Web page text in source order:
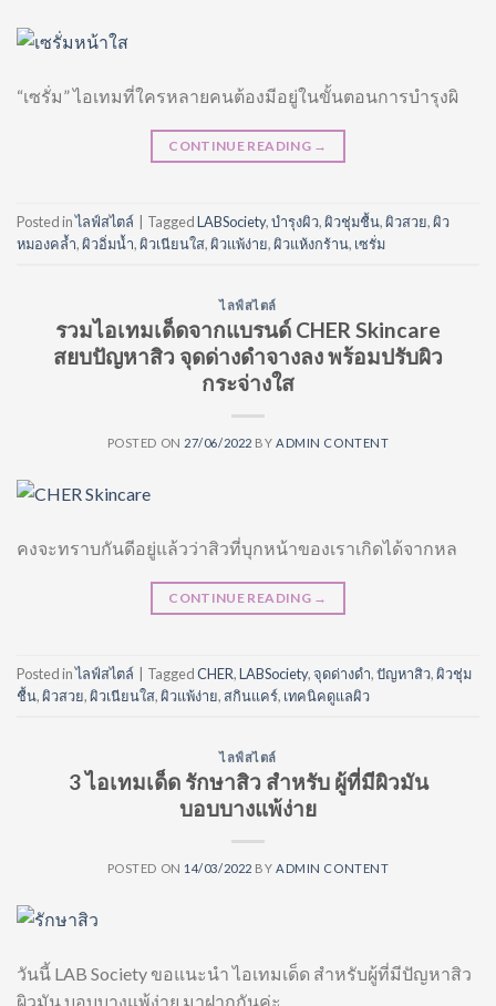
“เซรั่ม” ไอเทมที่ใครหลายคนต้องมีอยู่ในขั้นตอนการบำรุงผิ
CONTINUE READING →
Posted inไลฟ์สไตล์ TaggedLABSociety,บำรุงผิว,ผิวชุ่มชื้น,ผิวสวย,ผิว
หมองคล้ำ,ผิวอิ่มน้ำ,ผิวเนียนใส,ผิวแพ้ง่าย,ผิวแห้งกร้าน, เซรั่ม
ไลฟ์สไตล์
รวมไอเทมเด็ดจากแบรนด์ CHER Skincare
สยบปัญหาสิว จุดด่างดำจางลง พร้อมปรับผิว
กระจ่างใส
POSTED ON 27/06/2022 BYADMIN CONTENT
คงจะทราบกันดีอยู่แล้วว่าสิวที่บุกหน้าของเราเกิดได้จากหล
CONTINUE READING →
Posted inไลฟ์สไตล์ TaggedCHER,LABSociety,จุดด่างดำ,ปัญหาสิว,ผิวชุ่ม
ชื้น,ผิวสวย,ผิวเนียนใส,ผิวแพ้ง่าย, สกินแคร์, เทคนิคดูแลผิว
ไลฟ์สไตล์
3 ไอเทมเด็ด รักษาสิว สำหรับ ผู้ที่มีผิวมัน
บอบบางแพ้ง่าย
POSTED ON 14/03/2022 BYADMIN CONTENT
วันนี้ LAB Society ขอแนะนำ ไอเทมเด็ด สำหรับผู้ที่มีปัญหาสิว
ผิวมัน บอบบางแพ้ง่าย มาฝากกันค่ะ